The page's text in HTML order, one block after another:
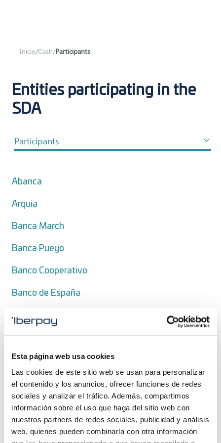
Esta página web usa cookies
Las cookies de este sitio web se usan para personalizar
el contenido y los anuncios, ofrecer funciones de redes
sociales y analizar el tráfico. Además, compartimos
información sobre el uso que haga del sitio web con
nuestros partners de redes sociales, publicidad y análisis
web, quienes pueden combinarla con otra información
Inicio/Cash/Participants
Entities participating in the
SDA
Participants
Abanca
Arquia
Banca March
Banca Pueyo
Banco Cooperativo
Banco de España
Banco Sabadell
Banco Santander
Bankinter
BBVA
BCC (Grupo Cajamar)
BNP Paribas, S.E.